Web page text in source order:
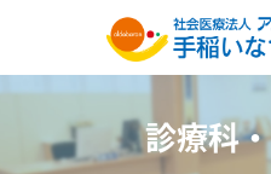
診療科